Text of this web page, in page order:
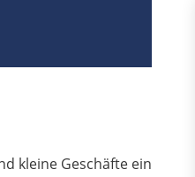
kleine Geschäfte ein